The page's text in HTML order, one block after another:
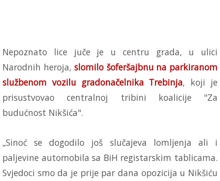
Nepoznato lice juče je u centru grada, u ulici
Narodnih heroja,slomilo šoferšajbnu na parkiranom
službenom vozilu gradonačelnika Trebinja, koji je
prisustvovao centralnoj tribini koalicije "Za
budućnost Nikšića".
„Sinoć se dogodilo još slučajeva lomljenja ali i
paljevine automobila sa BiH registarskim tablicama.
Svjedoci smo da je prije par dana opozicija u Nikšiću